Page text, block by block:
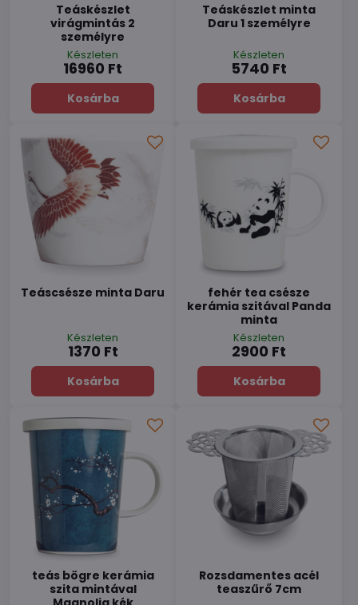
Teáskészlet
virágmintás 2
személyre
Készleten
16960 Ft
Kosárba
Teáskészlet minta
Daru 1 személyre
Készleten
5740 Ft
Kosárba
Teáscsésze minta Daru
Készleten
1370 Ft
Kosárba
fehér tea csésze
kerámia szitával Panda
minta
Készleten
2900 Ft
Kosárba
teás bögre kerámia
szita mintával
Rozsdamentes acél
teaszűrő 7cm